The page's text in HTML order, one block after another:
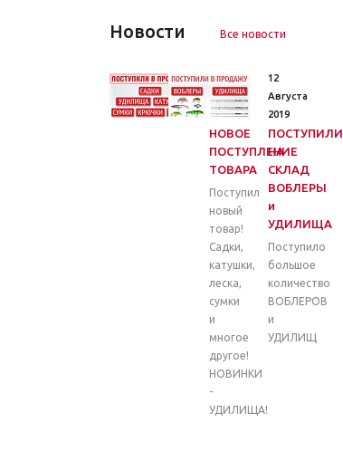
Новости Все новости
26
Марта
2020
НОВОЕ
ПОСТУПЛЕНИЕ
ТОВАРА
Поступил
новый
товар!
Садки,
катушки,
леска,
сумки
и
многое
другое!
НОВИНКИ
-
УДИЛИЩА!
12
Августа
2019
ПОСТУПИЛИ
НА
СКЛАД
ВОБЛЕРЫ
и
УДИЛИЩА
Поступило
большое
количество
ВОБЛЕРОВ
и
УДИЛИЩ